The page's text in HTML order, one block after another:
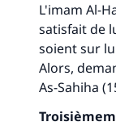
L'imam Al-
satisfait de
soient sur
Alors,
As-Sahiha